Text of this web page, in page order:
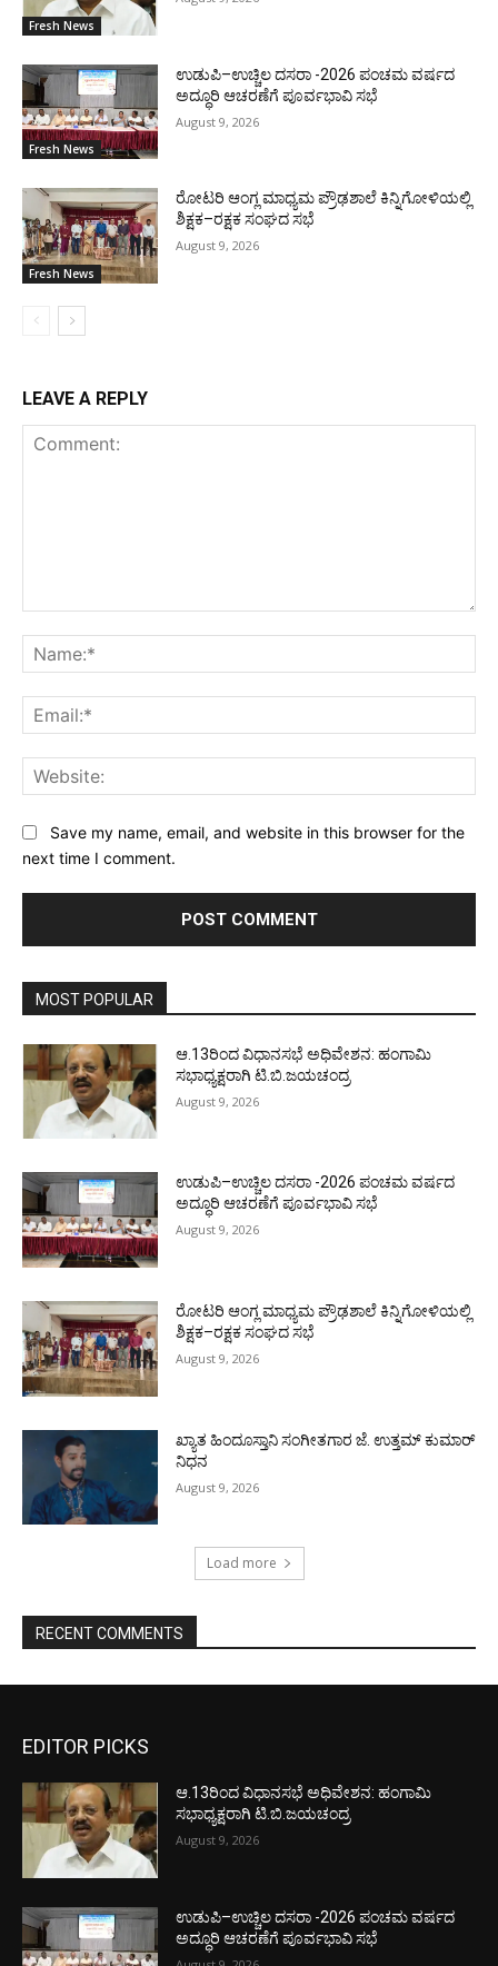
Fresh News
Fresh News
ಉಡುಪಿ–ಉಚ್ಚಿಲ ದಸರಾ -2026 ಪಂಚಮ ವರ್ಷದ
ಅದ್ಧೂರಿ ಆಚರಣೆಗೆ ಪೂರ್ವಭಾವಿ ಸಭೆ
August 9, 2026
Fresh News
ರೋಟರಿ ಆಂಗ್ಲ ಮಾಧ್ಯಮ ಪ್ರೌಢಶಾಲೆ ಕಿನ್ನಿಗೋಳಿಯಲ್ಲಿ
ಶಿಕ್ಷಕ–ರಕ್ಷಕ ಸಂಘದ ಸಭೆ
August 9, 2026
LEAVE A REPLY
Save my name, email, and website in this browser for the
next time I comment.
MOST POPULAR
ಆ.13ರಿಂದ ವಿಧಾನಸಭೆ ಅಧಿವೇಶನ: ಹಂಗಾಮಿ
ಸಭಾಧ್ಯಕ್ಷರಾಗಿ ಟಿ.ಬಿ.ಜಯಚಂದ್ರ
August 9, 2026
ಉಡುಪಿ–ಉಚ್ಚಿಲ ದಸರಾ -2026 ಪಂಚಮ ವರ್ಷದ
ಅದ್ಧೂರಿ ಆಚರಣೆಗೆ ಪೂರ್ವಭಾವಿ ಸಭೆ
August 9, 2026
ರೋಟರಿ ಆಂಗ್ಲ ಮಾಧ್ಯಮ ಪ್ರೌಢಶಾಲೆ ಕಿನ್ನಿಗೋಳಿಯಲ್ಲಿ
ಶಿಕ್ಷಕ–ರಕ್ಷಕ ಸಂಘದ ಸಭೆ
August 9, 2026
ಖ್ಯಾತ ಹಿಂದೂಸ್ತಾನಿ ಸಂಗೀತಗಾರ ಜೆ. ಉತ್ತಮ್ ಕುಮಾರ್
ನಿಧನ
August 9, 2026
Load more
RECENT COMMENTS
EDITOR PICKS
ಆ.13ರಿಂದ ವಿಧಾನಸಭೆ ಅಧಿವೇಶನ: ಹಂಗಾಮಿ
ಸಭಾಧ್ಯಕ್ಷರಾಗಿ ಟಿ.ಬಿ.ಜಯಚಂದ್ರ
August 9, 2026
ಉಡುಪಿ–ಉಚ್ಚಿಲ ದಸರಾ -2026 ಪಂಚಮ ವರ್ಷದ
ಅದ್ಧೂರಿ ಆಚರಣೆಗೆ ಪೂರ್ವಭಾವಿ ಸಭೆ